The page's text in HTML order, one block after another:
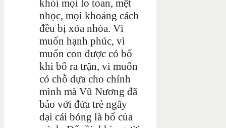
khỏi mọi lo toan, mệt
nhọc, mọi khoảng cách
đều bị xóa nhòa. Vì
muốn hạnh phúc, vì
muốn con được có bố
khi bố ra trận, vì muốn
có chỗ dựa cho chính
mình mà Vũ Nương đã
bảo với đứa trẻ ngây
dại cái bóng là bố của